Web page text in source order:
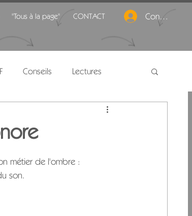
"Tous à la page" CONTACT Connexion
Conseils Lectures
métier de l'ombre :
son.